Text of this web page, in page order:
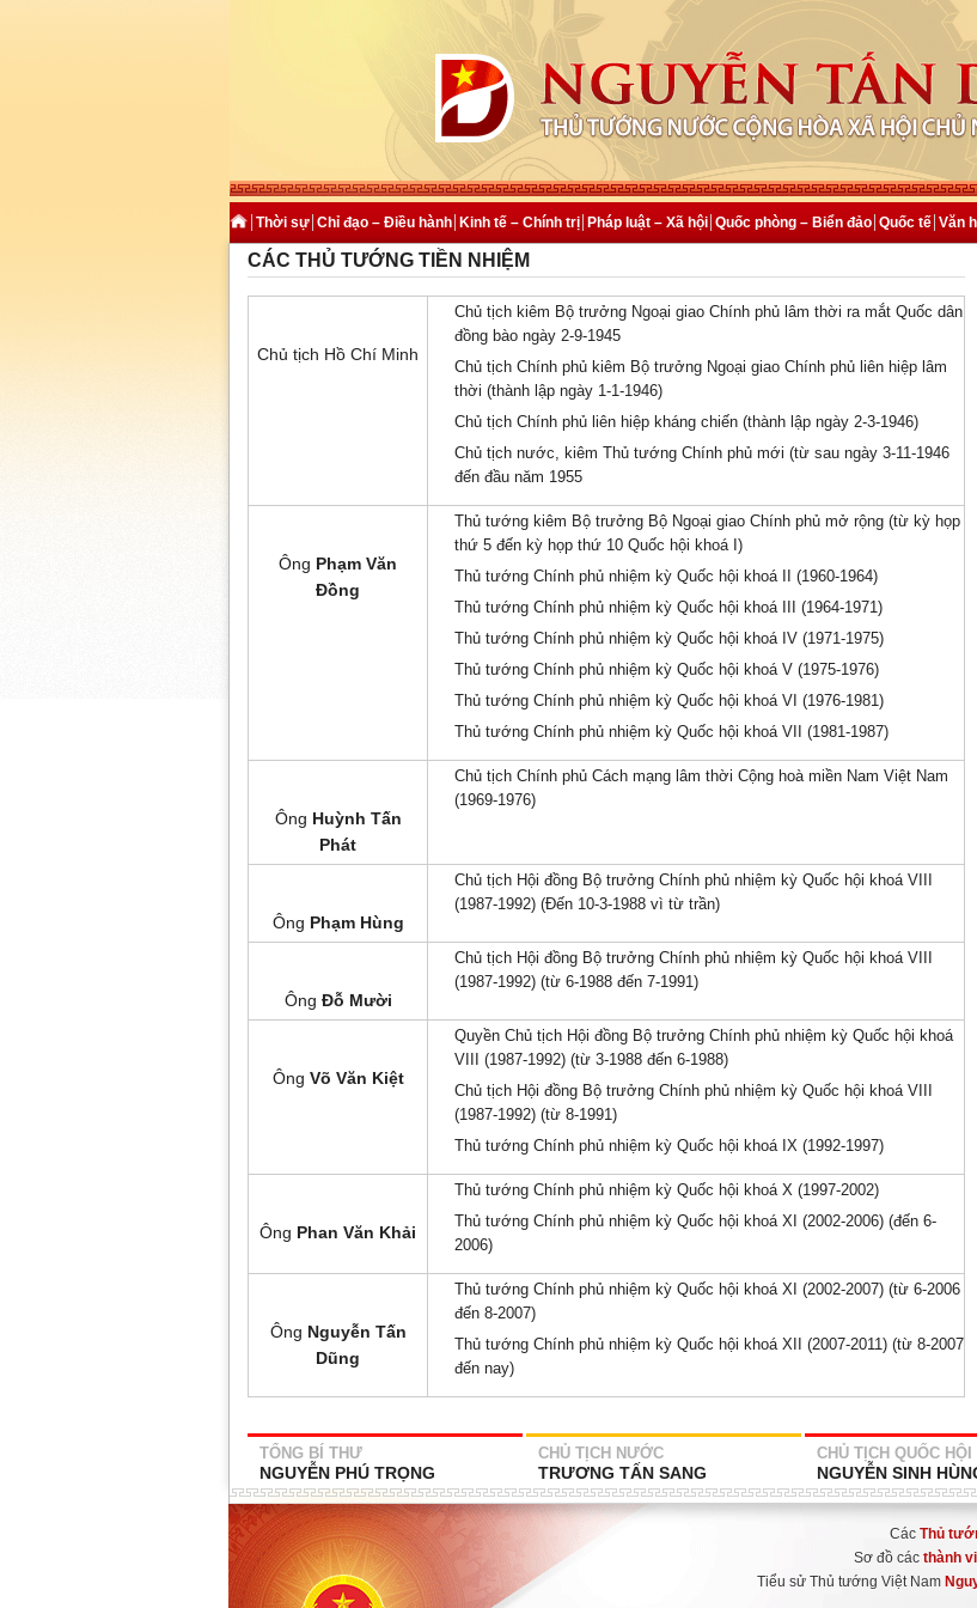
Thời sự Chỉ đạo – Điều hành Kinh tế – Chính trị Pháp luật – Xã hội Quốc phòng – Biển đảo Quốc tế Văn
CÁC THỦ TƯỚNG TIỀN NHIỆM
Chủ tịch Hồ Chí Minh
Chủ tịch kiêm Bộ trưởng Ngoại giao Chính phủ lâm thời ra mắt Quốc dân
đồng bào ngày 2-9-1945
Chủ tịch Chính phủ kiêm Bộ trưởng Ngoại giao Chính phủ liên hiệp lâm
thời (thành lập ngày 1-1-1946)
Chủ tịch Chính phủ liên hiệp kháng chiến (thành lập ngày 2-3-1946)
Chủ tịch nước, kiêm Thủ tướng Chính phủ mới (từ sau ngày 3-11-1946
đến đầu năm 1955
Ông Phạm Văn
Đồng
Thủ tướng kiêm Bộ trưởng Bộ Ngoại giao Chính phủ mở rộng (từ kỳ họp
thứ 5 đến kỳ họp thứ 10 Quốc hội khoá I)
Thủ tướng Chính phủ nhiệm kỳ Quốc hội khoá II (1960-1964)
Thủ tướng Chính phủ nhiệm kỳ Quốc hội khoá III (1964-1971)
Thủ tướng Chính phủ nhiệm kỳ Quốc hội khoá IV (1971-1975)
Thủ tướng Chính phủ nhiệm kỳ Quốc hội khoá V (1975-1976)
Thủ tướng Chính phủ nhiệm kỳ Quốc hội khoá VI (1976-1981)
Thủ tướng Chính phủ nhiệm kỳ Quốc hội khoá VII (1981-1987)
Ông Huỳnh Tấn
Phát
Chủ tịch Chính phủ Cách mạng lâm thời Cộng hoà miền Nam Việt Nam
(1969-1976)
Ông Phạm Hùng
Chủ tịch Hội đồng Bộ trưởng Chính phủ nhiệm kỳ Quốc hội khoá VIII
(1987-1992) (Đến 10-3-1988 vì từ trần)
Ông Đỗ Mười
Chủ tịch Hội đồng Bộ trưởng Chính phủ nhiệm kỳ Quốc hội khoá VIII
(1987-1992) (từ 6-1988 đến 7-1991)
Ông Võ Văn Kiệt
Quyền Chủ tịch Hội đồng Bộ trưởng Chính phủ nhiệm kỳ Quốc hội khoá
VIII (1987-1992) (từ 3-1988 đến 6-1988)
Chủ tịch Hội đồng Bộ trưởng Chính phủ nhiệm kỳ Quốc hội khoá VIII
(1987-1992) (từ 8-1991)
Thủ tướng Chính phủ nhiệm kỳ Quốc hội khoá IX (1992-1997)
Ông Phan Văn Khải
Thủ tướng Chính phủ nhiệm kỳ Quốc hội khoá X (1997-2002)
Thủ tướng Chính phủ nhiệm kỳ Quốc hội khoá XI (2002-2006) (đến 6-
2006)
Ông Nguyễn Tấn
Dũng
Thủ tướng Chính phủ nhiệm kỳ Quốc hội khoá XI (2002-2007) (từ 6-2006
đến 8-2007)
Thủ tướng Chính phủ nhiệm kỳ Quốc hội khoá XII (2007-2011) (từ 8-2007
đến nay)
TỔNG BÍ THƯ
NGUYỄN PHÚ TRỌNG
CHỦ TỊCH NƯỚC
TRƯƠNG TẤN SANG
CHỦ TỊCH QUỐC HỘI
NGUYỄN SINH
Các Thủ
Sơ đồ các thành
Tiểu sử Thủ tướng Việt Nam